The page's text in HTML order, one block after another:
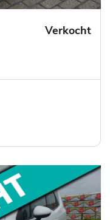
Verkocht